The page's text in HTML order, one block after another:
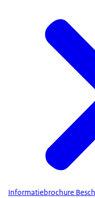
Informatiebrochure